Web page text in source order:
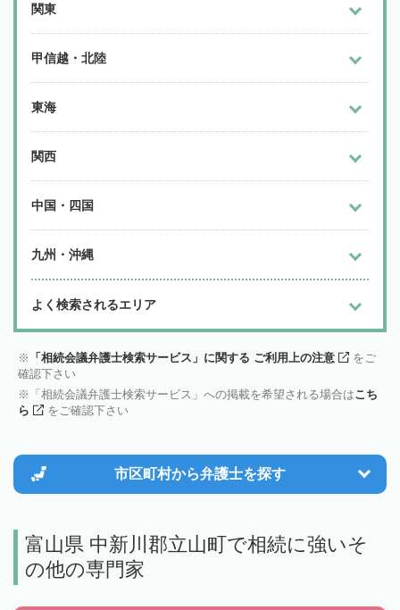
関東
甲信越・北陸
東海
関西
中国・四国
九州・沖縄
よく検索されるエリア
「相続会議弁護士検索サービス」に関する ご利用上の注意
をご
確認下さい
「相続会議弁護士検索サービス」への掲載を希望される場合はこち
ら
をご確認下さい
市区町村から弁護士を探す
富山県 中新川郡立山町で相続に強いそ
の他の専門家